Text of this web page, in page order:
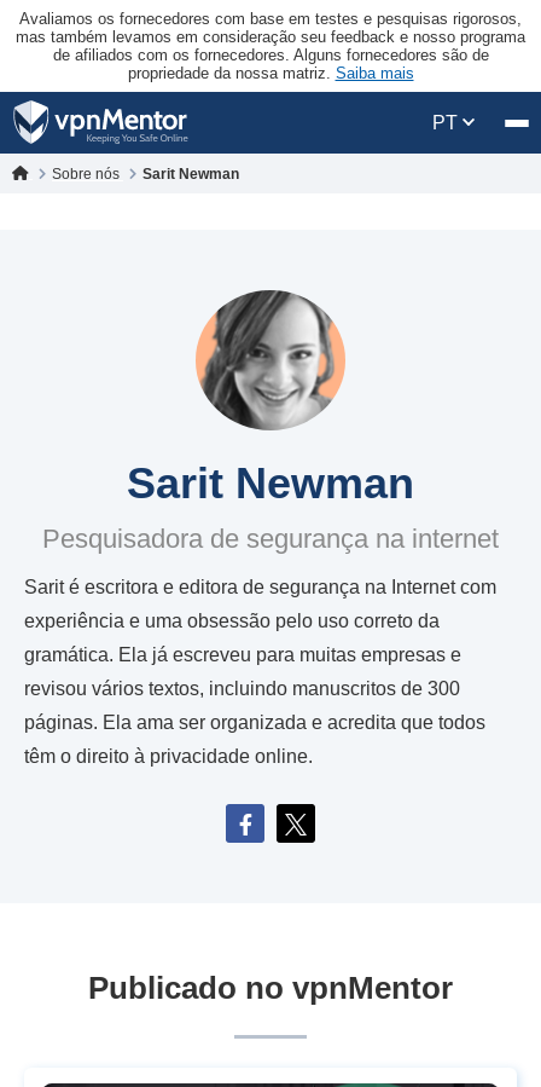
Avaliamos os fornecedores com base em testes e pesquisas rigorosos,
mas também levamos em consideração seu feedback e nosso programa
de afiliados com os fornecedores. Alguns fornecedores são de
propriedade da nossa matriz. Saiba mais
PT
Sobre nós Sarit Newman
Sarit Newman
Pesquisadora de segurança na internet
Sarit é escritora e editora de segurança na Internet com
experiência e uma obsessão pelo uso correto da
gramática. Ela já escreveu para muitas empresas e
revisou vários textos, incluindo manuscritos de 300
páginas. Ela ama ser organizada e acredita que todos
têm o direito à privacidade online.
Publicado no vpnMentor